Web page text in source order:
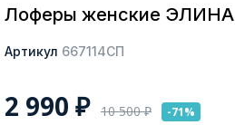
Лоферы женские ЭЛИНА
Артикул 667114СП
2 990 ₽ 10 500₽ -71%